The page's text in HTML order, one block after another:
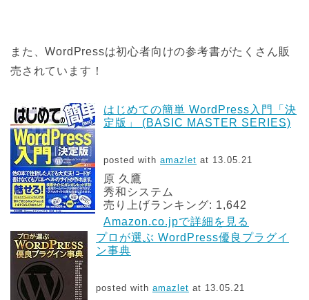
また、WordPressは初心者向けの参考書がたくさん販
売されています！
はじめての簡単 WordPress入門「決
定版」 (BASIC MASTER SERIES)
posted with amazlet at 13.05.21
原 久鷹
秀和システム
売り上げランキング: 1,642
Amazon.co.jpで詳細を見る
プロが選ぶ WordPress優良プラグイ
ン事典
posted with amazlet at 13.05.21